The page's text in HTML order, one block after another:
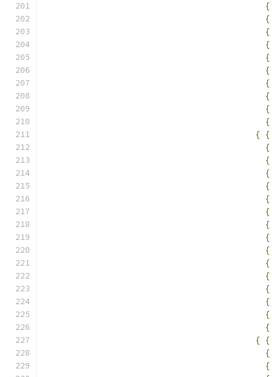
{
{
{
{
{
{
{
{
{
{
{ {
{
{
{
{
{
{
{
{
{
{
{
{
{
{
{
{ {
{
{